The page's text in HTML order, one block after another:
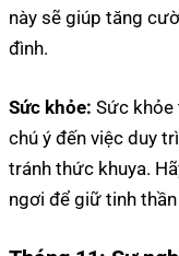
này sẽ giúp tăng
đình.
Sức khỏe: Sức khỏe
chú ý đến việc duy
tránh thức khuya.
ngơi để giữ tinh